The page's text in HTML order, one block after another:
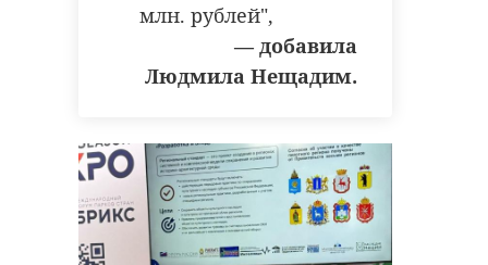
млн. рублей",
— добавила
Людмила Нещадим.